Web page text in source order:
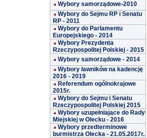
Wybory samorządowe-2010
Wybory do Sejmu RP i Senatu
RP - 2011
Wybory do Parlamentu
Europejskiego - 2014
Wybory Prezydenta
Rzeczypospolitej Polskiej - 2015
Wybory samorządowe - 2014
Wybory ławników na kadencję
2016 - 2019
Referendum ogólnokrajowe
2015r.
Wybory do Sejmu i Senatu
Rzeczypospolitej Polskiej 2015
Wybory uzupełniające do Rady
Miejskiej w Olecku - 2016
Wybory przedterminowe
burmistrza Olecka - 21.05.2017r.